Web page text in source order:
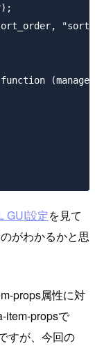
GUI設定を見て
がわかるかと思
props属性に対
item-propsで
すが、今回の